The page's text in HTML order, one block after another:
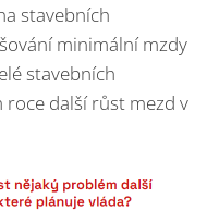
stavebních
minimální mzdy
stavebních
další růst mezd v